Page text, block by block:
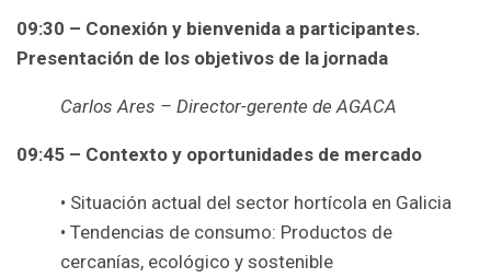
09:30 – Conexión y bienvenida a participantes.
Presentación de los objetivos de la jornada
Carlos Ares – Director-gerente de AGACA
09:45 – Contexto y oportunidades de mercado
• Situación actual del sector hortícola en Galicia
• Tendencias de consumo: Productos de
cercanías, ecológico y sostenible